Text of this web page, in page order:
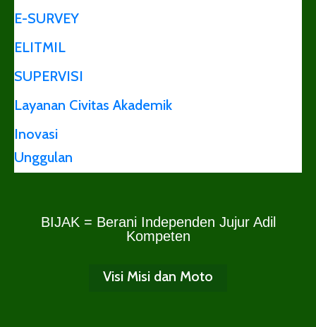
E-SURVEY
ELITMIL
SUPERVISI
Layanan Civitas Akademik
Inovasi
Unggulan
BIJAK = Berani Independen Jujur Adil
Kompeten
Visi Misi dan Moto